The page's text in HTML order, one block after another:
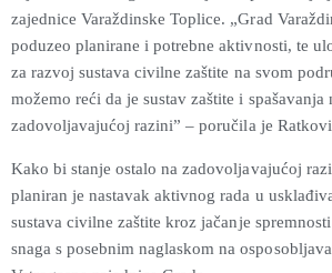
zajednice Varaždinske Toplice. „Grad
poduzeo planirane i potrebne aktivnosti, te
za razvoj sustava civilne zaštite na svom
možemo reći da je sustav zaštite i
zadovoljavajućoj razini” – poručila je
Kako bi stanje ostalo na zadovoljavajućoj
planiran je nastavak aktivnog rada u
sustava civilne zaštite kroz jačanje
snaga s posebnim naglaskom na